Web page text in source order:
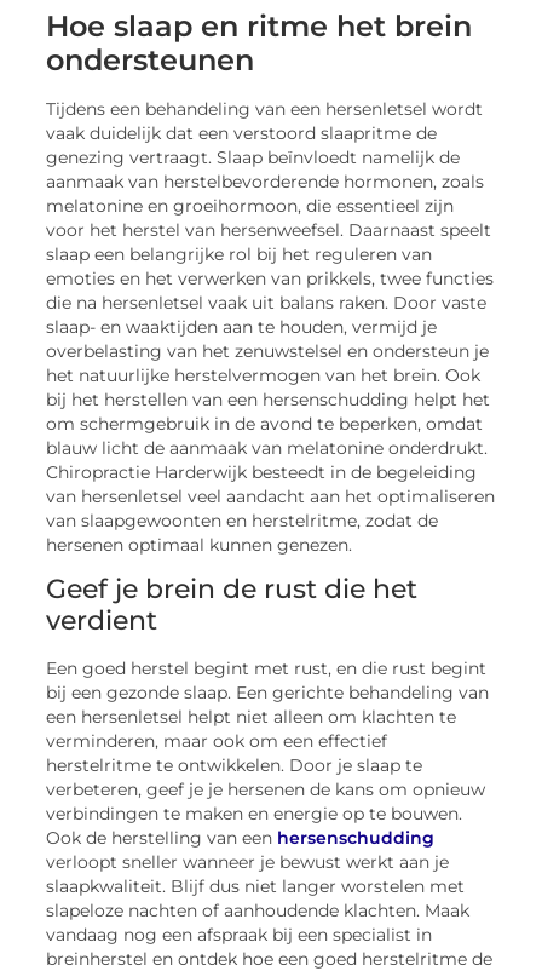
Hoe slaap en ritme het brein
ondersteunen
Tijdens een behandeling van een hersenletsel wordt
vaak duidelijk dat een verstoord slaapritme de
genezing vertraagt. Slaap beïnvloedt namelijk de
aanmaak van herstelbevorderende hormonen, zoals
melatonine en groeihormoon, die essentieel zijn
voor het herstel van hersenweefsel. Daarnaast speelt
slaap een belangrijke rol bij het reguleren van
emoties en het verwerken van prikkels, twee functies
die na hersenletsel vaak uit balans raken. Door vaste
slaap- en waaktijden aan te houden, vermijd je
overbelasting van het zenuwstelsel en ondersteun je
het natuurlijke herstelvermogen van het brein. Ook
bij het herstellen van een hersenschudding helpt het
om schermgebruik in de avond te beperken, omdat
blauw licht de aanmaak van melatonine onderdrukt.
Chiropractie Harderwijk besteedt in de begeleiding
van hersenletsel veel aandacht aan het optimaliseren
van slaapgewoonten en herstelritme, zodat de
hersenen optimaal kunnen genezen.
Geef je brein de rust die het
verdient
Een goed herstel begint met rust, en die rust begint
bij een gezonde slaap. Een gerichte behandeling van
een hersenletsel helpt niet alleen om klachten te
verminderen, maar ook om een effectief
herstelritme te ontwikkelen. Door je slaap te
verbeteren, geef je je hersenen de kans om opnieuw
verbindingen te maken en energie op te bouwen.
Ook de herstelling van een hersenschudding
verloopt sneller wanneer je bewust werkt aan je
slaapkwaliteit. Blijf dus niet langer worstelen met
slapeloze nachten of aanhoudende klachten. Maak
vandaag nog een afspraak bij een specialist in
breinherstel en ontdek hoe een goed herstelritme de